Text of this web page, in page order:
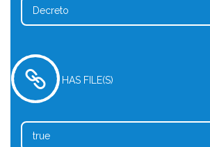
Decreto
HAS FILE(S)
true